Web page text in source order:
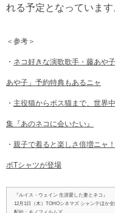
れる予定となっています
＜参考＞
・ ネコ好きな演歌歌手・藤あや
あや子」予約特典もあるニャ
・ 主役猫からボス猫まで、世界
集『あのネコに会いたい』
・ 親子で着ると楽しさ倍増ニャ
ボTシャツが登場
『ルイス・ウェイン 生涯愛した妻とネコ』
12月1日（木）TOHOシネマズ シャンテほか
配給：キノフィルムズ